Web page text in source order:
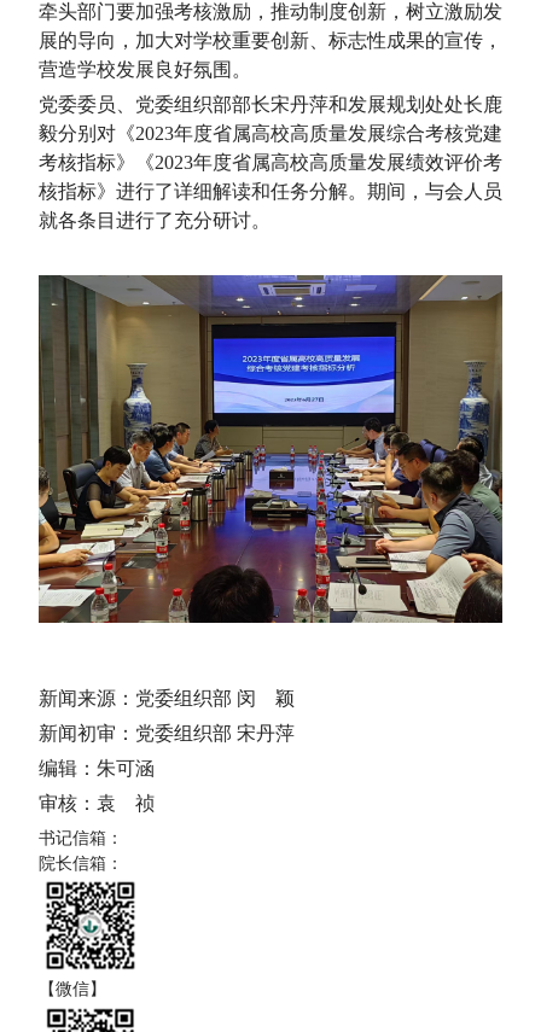
牵头部门要加强考核激励，推动制度创新，树立激励发
展的导向，加大对学校重要创新、标志性成果的宣传，
营造学校发展良好氛围。
党委委员、党委组织部部长宋丹萍和发展规划处处长鹿
毅分别对《2023年度省属高校高质量发展综合考核党建
考核指标》《2023年度省属高校高质量发展绩效评价考
核指标》进行了详细解读和任务分解。期间，与会人员
就各条目进行了充分研讨。
新闻来源：党委组织部 闵 颖
新闻初审：党委组织部 宋丹萍
编辑：朱可涵
审核：袁 祯
书记信箱：
院长信箱：
【微信】